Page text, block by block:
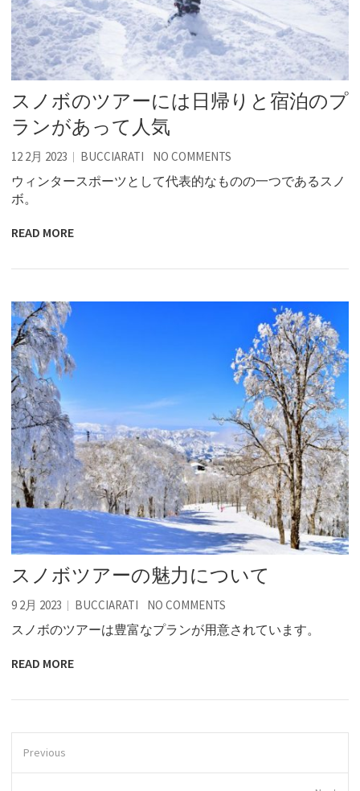
スノボのツアーには日帰りと宿泊のプ
ランがあって人気
12 2月 2023 BUCCIARATI NO COMMENTS
ウィンタースポーツとして代表的なものの一つであるスノ
ボ。
READ MORE
スノボツアーの魅力について
9 2月 2023 BUCCIARATI NO COMMENTS
スノボのツアーは豊富なプランが用意されています。
READ MORE
Previous